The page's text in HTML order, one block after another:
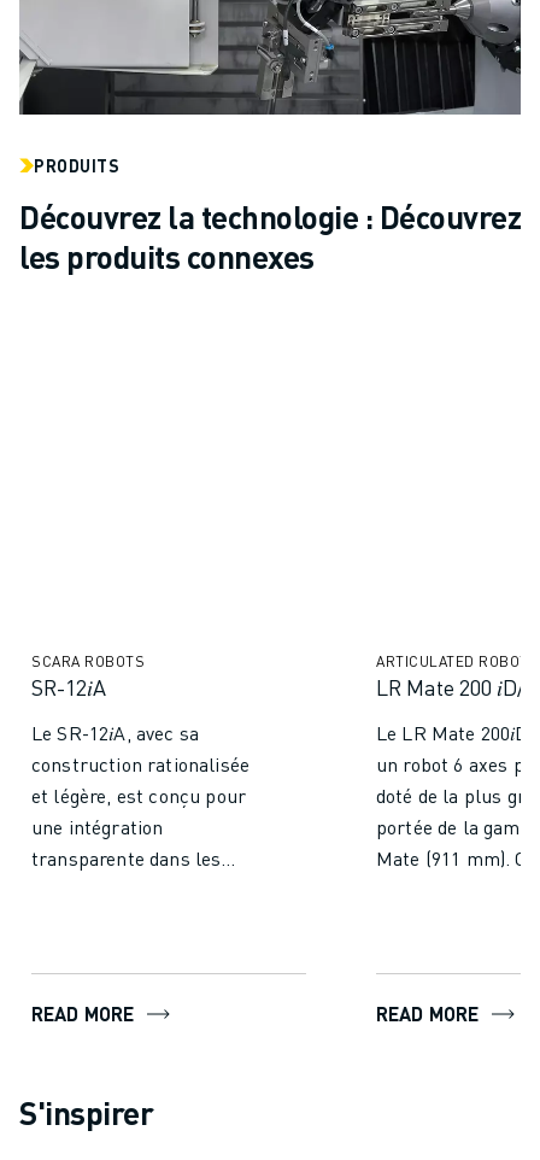
PRODUITS
Découvrez la technologie : Découvrez
les produits connexes
SCARA ROBOTS
SR-12𝑖A
Le SR-12𝑖A, avec sa
construction rationalisée
et légère, est conçu pour
une intégration
transparente dans les
aspect propre et dégagé,
contours d'interférence. Le
READ MORE
ARTICULATED ROBOTS
LR Mate 200 𝑖D/
Le LR Mate
un robot 6 axes
doté de la plus
portée de la
Mate (911 mm).
doté d'une
READ MORE
S'inspirer